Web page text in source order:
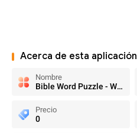
Acerca de esta aplicación
Nombre
Bible Word Puzzle - Word Games
Precio
0